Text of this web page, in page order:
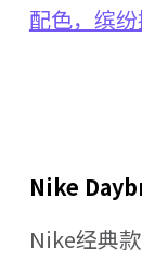
配色，缤纷
Nike
Nike经典